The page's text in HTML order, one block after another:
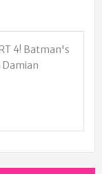
4! Batman's
Damian